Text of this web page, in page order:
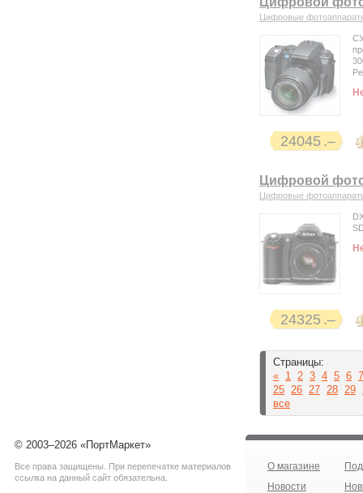
Цифровые
24045
Цифровой
Цифровые
24325
Страницы:
« 1 2 3 4 5 6 7
25 26 27 28 29
все
© 2003–2026 «ПортМаркет»
Все права защищены. При перепечатке материалов
ссылка на данный сайт обязательна.
О магазине
Новости